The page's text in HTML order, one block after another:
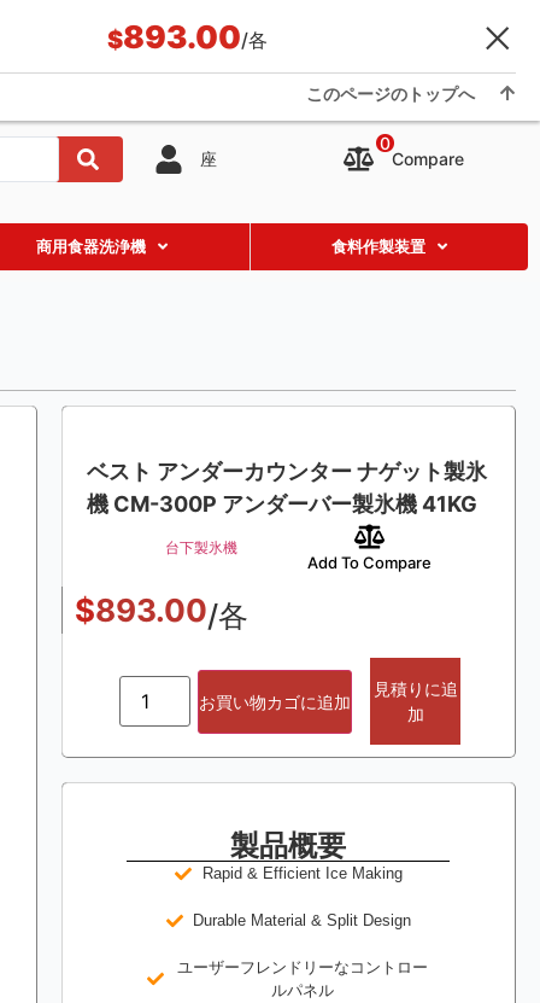
ブログ について Contact us
座 Compare
0
商用食器洗浄機 食料作製装置
ベスト アンダーカウンター ナゲット製氷
機 CM-300P アンダーバー製氷機 41KG
台下製氷機
Add To Compare
$893.00/各
お買い物カゴに追加
見積りに追
加
製品概要
Rapid & Efficient Ice Making
Durable Material & Split Design
ユーザーフレンドリーなコントロー
ルパネル
$893.00/各
このページのトップへ